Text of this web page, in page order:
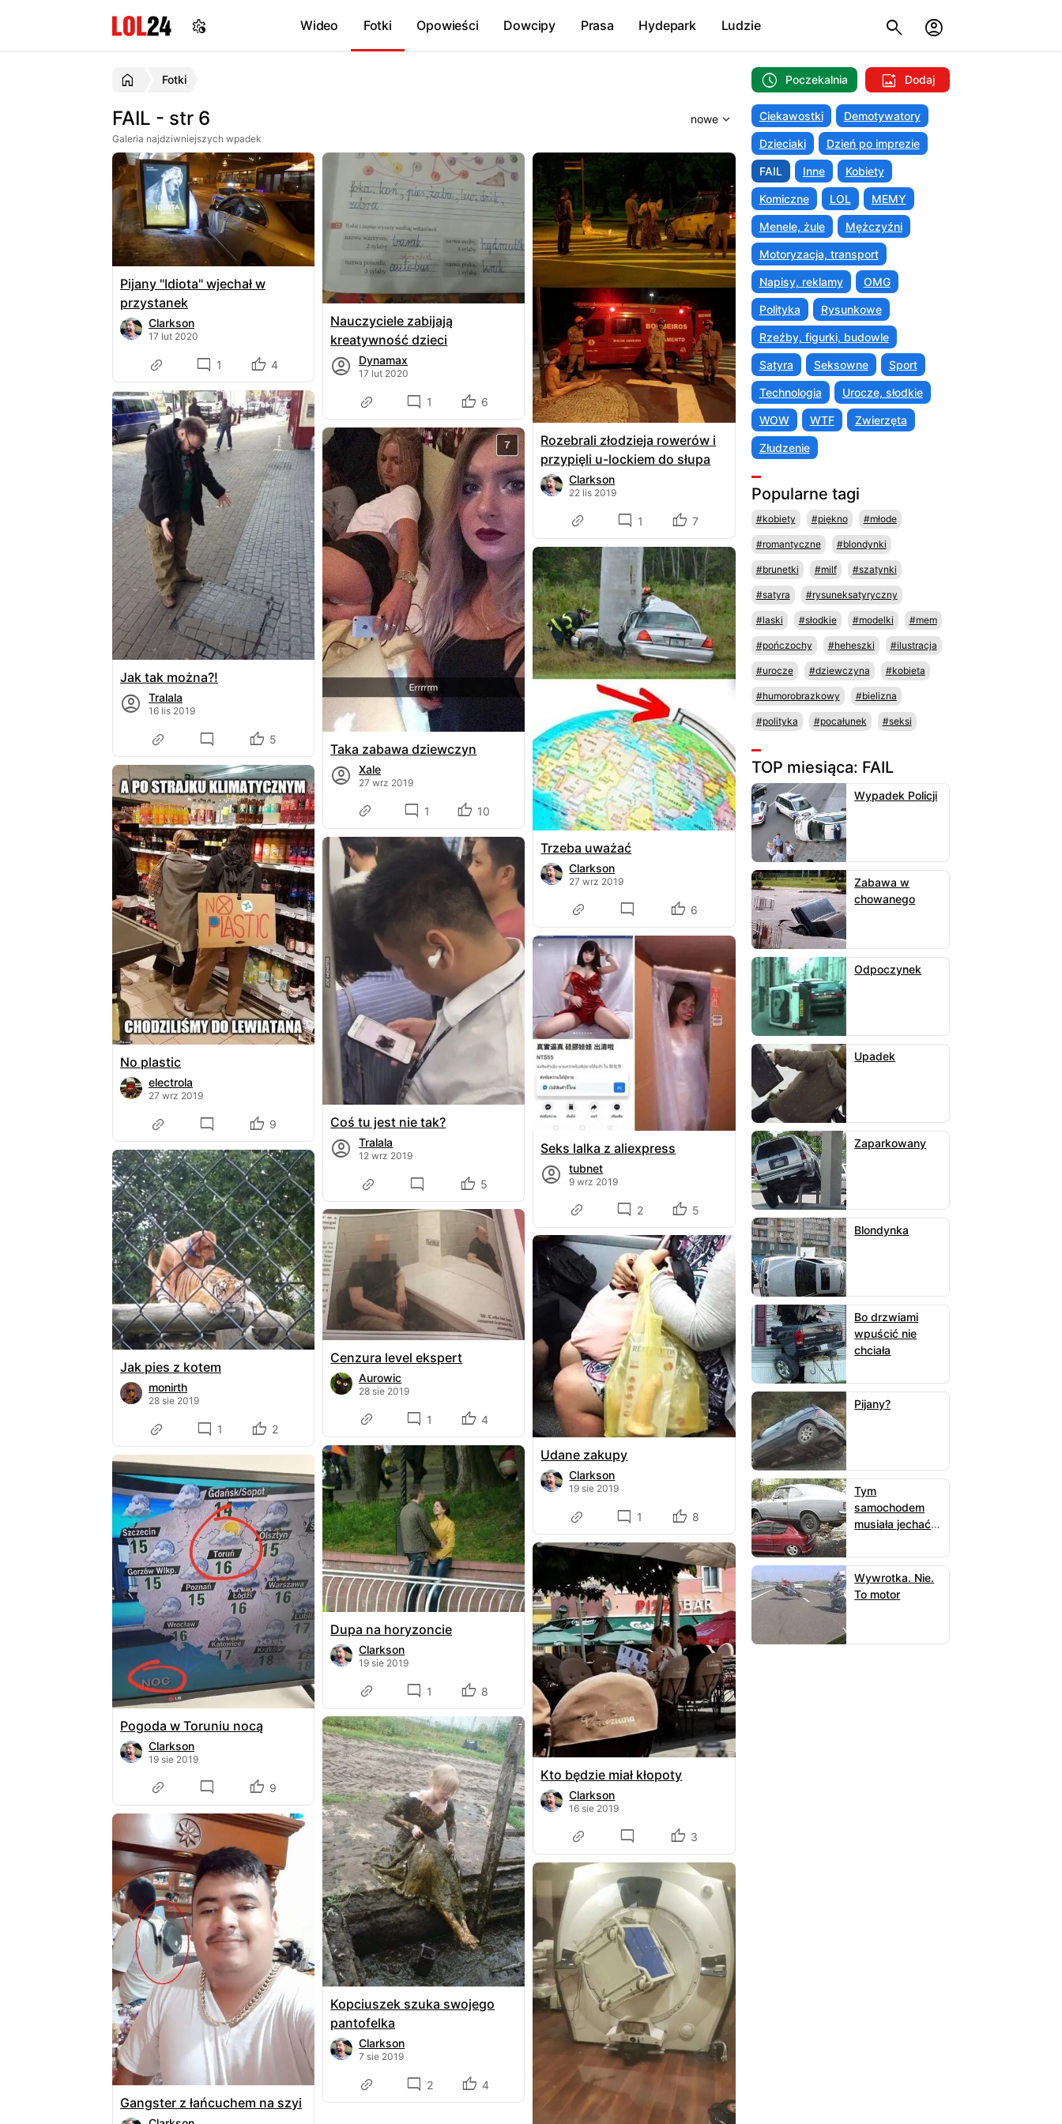
Wideo Fotki Opowieści Dowcipy Prasa Hydepark Ludzie
Fotki
FAIL - str 6
Galeria najdziwniejszych wpadek
Pijany "Idiota" wjechał w
przystanek
Clarkson
17 lut 2020
1 4
Nauczyciele zabijają
kreatywność dzieci
Dynamax
17 lut 2020
1 6
Rozebrali złodzieja rowerów i
przypięli u-lockiem do słupa
Clarkson
22 lis 2019
1 7
Jak tak można?!
Tralala
16 lis 2019
5
Taka zabawa dziewczyn
Xale
27 wrz 2019
1 10
Trzeba uważać
Clarkson
27 wrz 2019
6
No plastic
electrola
27 wrz 2019
9 Coś tu jest nie tak?
Tralala
12 wrz 2019
5
Seks lalka z aliexpress
tubnet
9 wrz 2019
2 5
Jak pies z kotem
monirth
28 sie 2019
1 2
Cenzura level ekspert
Aurowic
28 sie 2019
1 4
Udane zakupy
Clarkson
19 sie 2019
1 8
Pogoda w Toruniu nocą
Clarkson
19 sie 2019
9
Dupa na horyzoncie
Clarkson
19 sie 2019
1 8
Kto będzie miał kłopoty
Clarkson
16 sie 2019
3
Gangster z łańcuchem na szyi
Kopciuszek szuka swojego
pantofelka
Clarkson
7 sie 2019
2 4
Poczekalnia Dodaj
Ciekawostki Demotywatory
Dzieciaki Dzień po imprezie
FAIL Inne Kobiety
Komiczne LOL MEMY
Menele, żule Mężczyźni
Motoryzacja, transport
Napisy, reklamy OMG
Polityka Rysunkowe
Rzeźby, figurki, budowle
Satyra Seksowne Sport
Technologia Urocze, słodkie
WOW WTF Zwierzęta
Złudzenie
Popularne tagi
#kobiety #piękno #młode
#romantyczne #blondynki
#brunetki #milf #szatynki
#satyra #rysuneksatyryczny
#laski #słodkie #modelki #mem
#pończochy #heheszki #ilustracja
#urocze #dziewczyna #kobieta
#humorobrazkowy #bielizna
#polityka #pocałunek #seksi
TOP miesiąca: FAIL
Wypadek Policji
Zabawa w
chowanego
Odpoczynek
Upadek
Zaparkowany
Blondynka
Bo drzwiami
wpuścić nie
chciała
Pijany?
Tym
samochodem
musiała jechać
Wywrotka. Nie.
To motor